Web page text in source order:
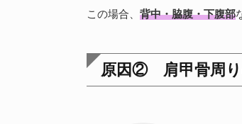
この場合、 背中・脇腹・下腹部
原因② 肩甲骨周り